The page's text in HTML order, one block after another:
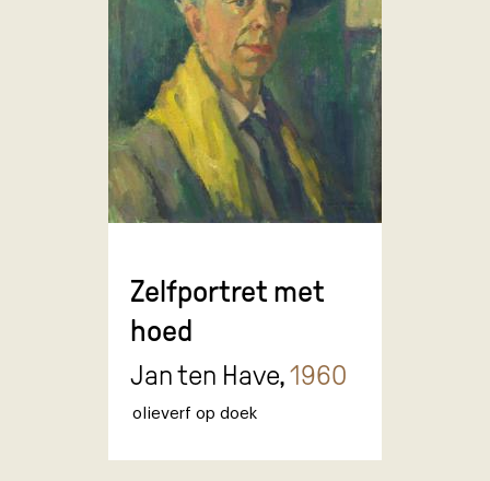
Zelfportret met
hoed
Jan ten Have,1960
olieverf op doek